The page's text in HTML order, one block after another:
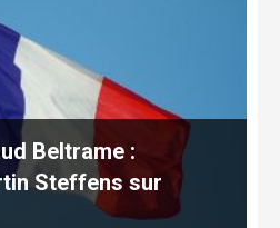
Beltrame :
Steffens sur